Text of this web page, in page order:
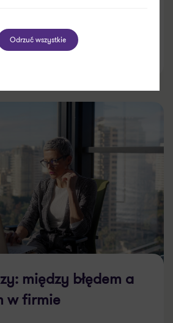
między błędem a
w firmie
Odrzuć wszystkie